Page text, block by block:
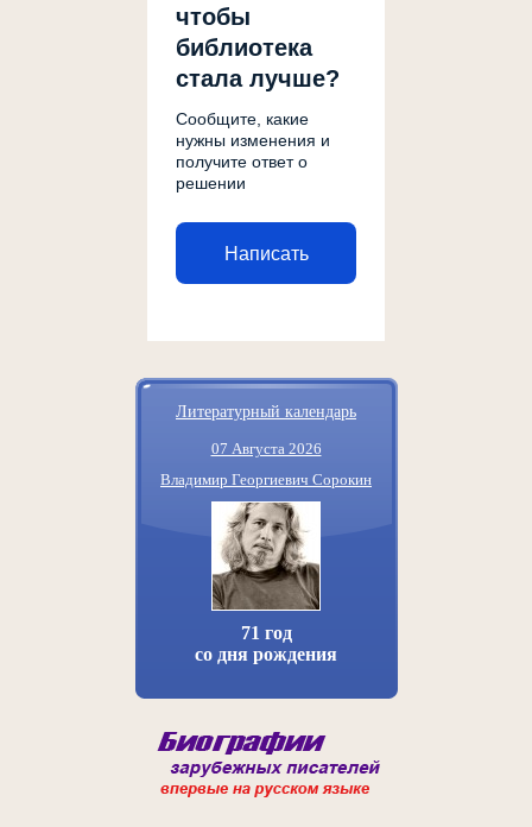
чтобы
библиотека
стала лучше?
Сообщите, какие
нужны изменения и
получите ответ о
решении
Написать
Литературный календарь
07 Августа 2026
Владимир Георгиевич Сорокин
71 год
со дня рождения